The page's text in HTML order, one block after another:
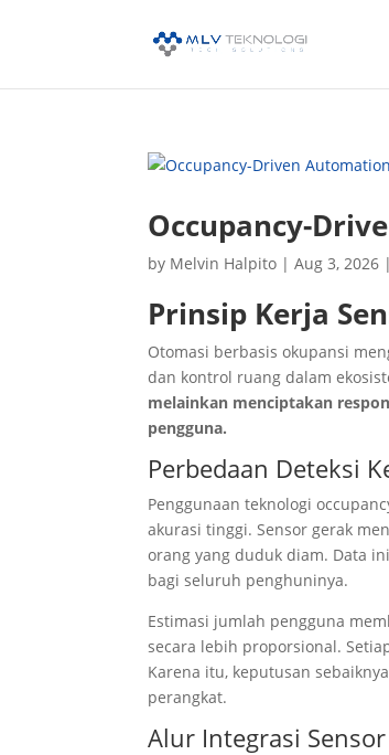
Occupancy-
by Melvin Halpito |Aug 3, 2026
Prinsip Kerja
Otomasi berbasis okupansi
dan kontrol ruang dalam
melainkan menciptakan
pengguna.
Perbedaan Deteksi
Penggunaan teknologi
akurasi tinggi. Sensor gerak
orang yang duduk diam. Data
bagi seluruh penghuninya.
Estimasi jumlah pengguna
secara lebih proporsional.
Karena itu, keputusan
perangkat.
Alur Integrasi